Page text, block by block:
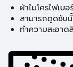
ผ้าไมโครไฟเบ
สามารถดูดซับ
ทำความสะอา